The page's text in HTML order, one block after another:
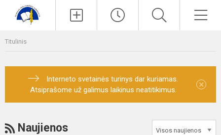
Titulinis
Interneto svetainės turinys dar kuriamas.
Atsiprašome už galimus laikinus neatitikimus.
×
RSS
Naujienos